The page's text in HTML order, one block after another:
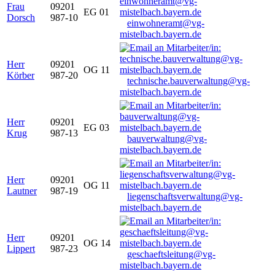
Frau
Dorsch
09201
987-10
EG 01
einwohneramt@vg-
mistelbach.bayern.de
Herr
Körber
09201
987-20
OG 11
technische.bauverwaltung@vg-
mistelbach.bayern.de
Herr
Krug
09201
987-13
EG 03
bauverwaltung@vg-
mistelbach.bayern.de
Herr
Lautner
09201
987-19
OG 11
liegenschaftsverwaltung@vg-
mistelbach.bayern.de
Herr
Lippert
09201
987-23
OG 14
geschaeftsleitung@vg-
mistelbach.bayern.de